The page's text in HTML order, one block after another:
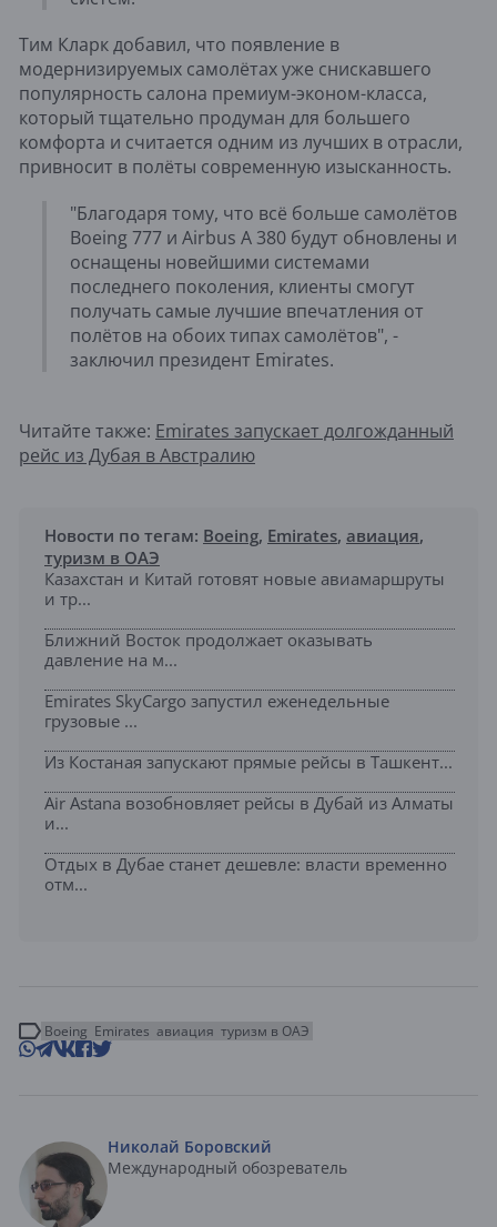
Тим Кларк добавил, что появление в
модернизируемых самолётах уже снискавшего
популярность салона премиум-эконом-класса,
который тщательно продуман для большего
комфорта и считается одним из лучших в отрасли,
привносит в полёты современную изысканность.
"Благодаря тому, что всё больше самолётов
Boeing 777 и Airbus A 380 будут обновлены и
оснащены новейшими системами
последнего поколения, клиенты смогут
получать самые лучшие впечатления от
полётов на обоих типах самолётов", -
заключил президент Emirates.
Читайте также: Emirates запускает долгожданный
рейс из Дубая в Австралию
Новости по тегам: Boeing, Emirates, авиация,
туризм в ОАЭ
Казахстан и Китай готовят новые авиамаршруты
и тр...
Ближний Восток продолжает оказывать
давление на м...
Emirates SkyCargo запустил еженедельные
грузовые ...
Из Костаная запускают прямые рейсы в Ташкент...
Air Astana возобновляет рейсы в Дубай из Алматы
и...
Отдых в Дубае станет дешевле: власти временно
отм...
Boeing Emirates авиация туризм в ОАЭ
Николай Боровский
Международный обозреватель